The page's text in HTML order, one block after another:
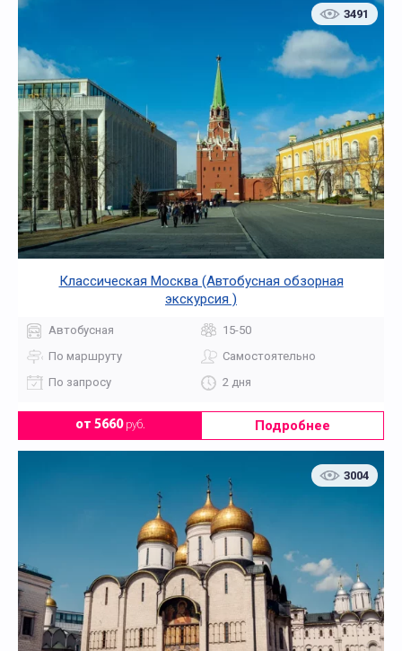
3491
Классическая Москва (Автобусная обзорная
экскурсия )
Автобусная
15-50
По маршруту
Самостоятельно
По запросу
2 дня
от 5660руб. Подробнее
3004